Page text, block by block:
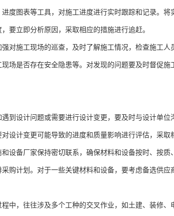
度图表等工具，对施工进度进行实时跟踪和记录。
要立即分析原因，采取相应的措施进行追赶。
对施工现场的巡查，及时了解施工情况，检查施工
场是否存在安全隐患等。对发现的问题要及时督促
到设计问题或需要进行设计变更，要及时与设计单位
设计变更可能导致的进度和质量影响进行评估，采取
设备厂家保持密切联系，确保材料和设备按时、按
购计划。对于一些关键材料和设备，要考虑备选供应
中，往往涉及多个工种的交叉作业，如土建、装修